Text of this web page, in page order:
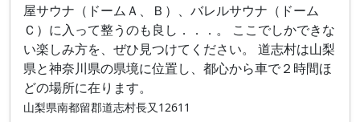
屋サウナ（ドームＡ、Ｂ）、バレルサウナ（ドーム
Ｃ）に入って整うのも良し．．．。 ここでしかできな
い楽しみ方を、ぜひ見つけてください。 道志村は山梨
県と神奈川県の県境に位置し、都心から車で２時間ほ
どの場所に在ります。
山梨県南都留郡道志村長又12611